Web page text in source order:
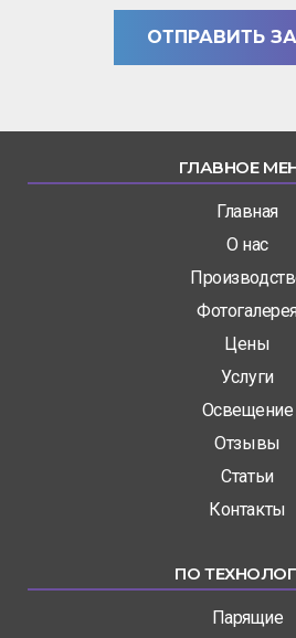
ОТПРАВИТЬ
ГЛАВНОЕ
Главная
О нас
Фотогалерея
Цены
Услуги
Освещение
Отзывы
Статьи
Контакты
ПО
Парящие